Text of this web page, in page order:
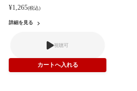
¥1,265(税込)
詳細を見る
視聴可